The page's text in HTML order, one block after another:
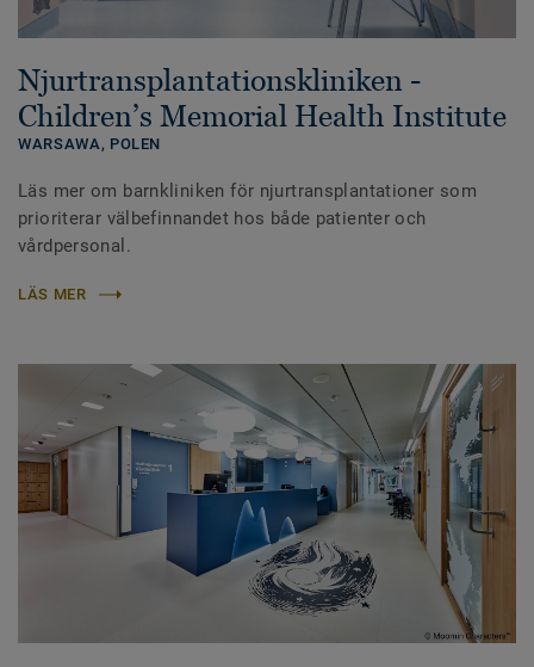
Njurtransplantationskliniken -
Children’s Memorial Health Institute
WARSAWA, POLEN
Läs mer om barnkliniken för njurtransplantationer som
prioriterar välbefinnandet hos både patienter och
vårdpersonal.
LÄS MER